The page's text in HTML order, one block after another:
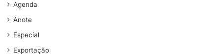
Agenda
Anote
Especial
Exportação